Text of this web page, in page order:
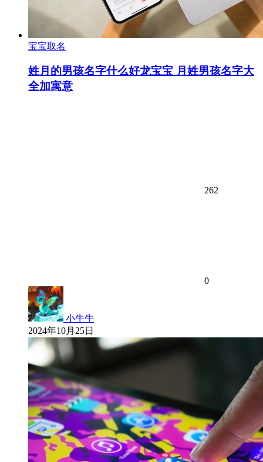
宝宝取名
姓月的男孩名字什么好龙宝宝 月姓男孩名字大
全加寓意
262
0
小牛牛
2024年10月25日